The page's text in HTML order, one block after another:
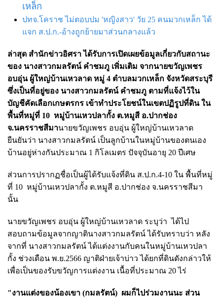
เหล็ก
ปทจ.โคราช ไม่ตอบปม 'หญิงสาว' วัย 25 คนมวกเหล็ก ได้
แจก ส.ป.ก.-อ้างถูกย้ายมาส่วนกลางแล้ว
ล่าสุด สำนักข่าวอิศรา ได้รับการเปิดเผยข้อมูลเกี่ยวกับสถานะ
ของ นางสาวกมลรัตน์ คำชมภู เพิ่มเติม จากนายขวัญเพชร
อบอุ่น ผู้ใหญ่บ้านเหวลาด หมู่ 4 ตำบลมวกเหล็ก จังหวัดสระบุรี
ซึ่งเป็นที่อยู่ของ นางสาวกมลรัตน์ คำชมภู ตามที่แจ้งไว้ใน
บัญชีคัดเลือกเกษตรกร เข้าทำประโยชน์ในเขตปฏิรูปที่ดิน ใน
พื้นที่หมู่ที่ 10 หมู่บ้านเหวปลากั้ง ต.หมูสี อ.ปากช่อง
จ.นครราชสีมานายขวัญเพชร อบอุ่น ผู้ใหญ่บ้านเหวลาด
ยืนยันว่า นางสาวกมลรัตน์ เป็นลูกบ้านในหมู่บ้านของตนเอง
บ้านอยู่ห่างกันประมาณ 1 กิโลเมตร ปัจจุบันอายุ 20 ปีเศษ
ส่วนการปรากฏชื่อเป็นผู้ได้รับแจ้งที่ดิน ส.ป.ก.4-10 ใน พื้นที่หมู่
ที่ 10 หมู่บ้านเหวปลากั้ง ต.หมูสี อ.ปากช่อง จ.นครราชสีมา
นั้น
นายขวัญเพชร อบอุ่น ผู้ใหญ่บ้านเหวลาด ระบุว่า ได้ไป
สอบถามข้อมูลจากญาตินางสาวกมลรัตน์ ได้รับทราบว่า หลัง
จากที่ นางสาวกมลรัตน์ ได้แต่งงานกับคนในหมู่บ้านเหวปลา
กั้ง ช่วงเดือน พ.ย.2566 ญาติฝ่ายเจ้าบ่าว ได้ยกที่ดินดังกล่าวให้
เพื่อเป็นของรับขวัญการแต่งงาน เนื้อที่ประมาณ 20 ไร่
"งานแต่งของน้องเขา (กมลรัตน์) ผมก็ไปร่วมงานนะ ส่วน